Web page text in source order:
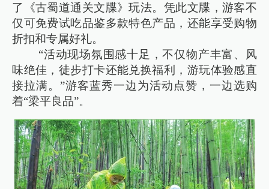
了《古蜀道通关文牒》玩法。凭此文牒，游客不
仅可免费试吃品鉴多款特色产品，还能享受购物
折扣和专属好礼。
“活动现场氛围感十足，不仅物产丰富、风
味绝佳，徒步打卡还能兑换福利，游玩体验感直
接拉满。”游客蓝秀一边为活动点赞，一边选购
着“梁平良品”。